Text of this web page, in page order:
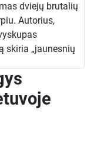
dviejų brutalių
Autorius,
skiria „jaunesnių
nušviesti
istorijos
Turinys